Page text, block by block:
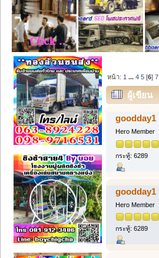
หน้า: 1 ...4 5 [6]7
ผู้เขียน
goodday1
Hero Member
กระทู้: 6289
goodday1
Hero Member
กระทู้: 6289